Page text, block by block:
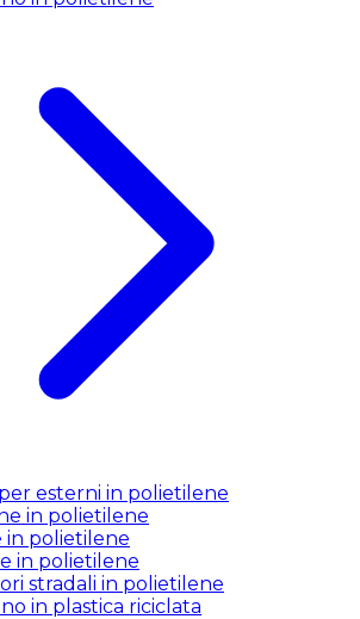
esterni in polietilene
in polietilene
in polietilene
in polietilene
stradali in polietilene
in plastica riciclata